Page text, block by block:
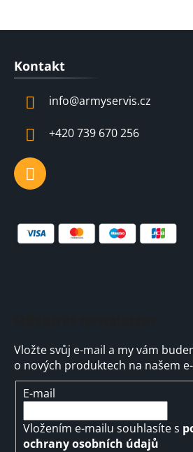
Z
Kontakt
info@armyservis.cz
+420 739 670 256
Vložte svůj e-mail a my vám
o nových produktech na našem
E-mail
Vložením e-mailu souhlasíte s
ochrany osobních údajů